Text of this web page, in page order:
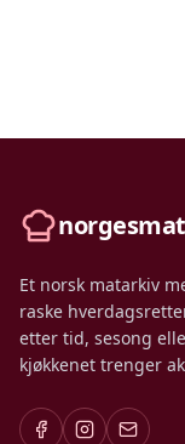
Et norsk matarkiv
raske
etter tid, sesong
kjøkkenet trenger